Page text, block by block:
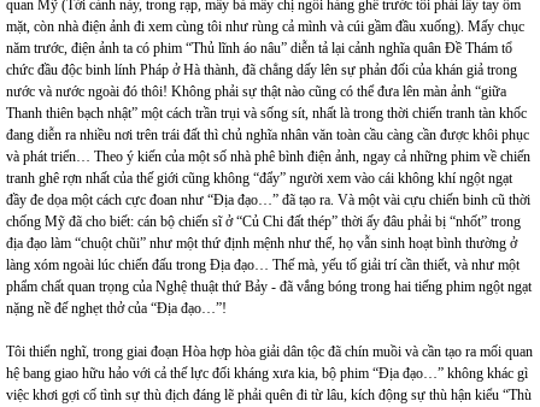
quan Mỹ (Tới cảnh này, trong rạp, mấy bà mấy chị ngồi hàng ghế trước tôi phải lấy tay ôm
mặt, còn nhà điện ảnh đi xem cùng tôi như rùng cả mình và cúi gầm đầu xuống). Mấy chục
năm trước, điện ảnh ta có phim “Thủ lĩnh áo nâu” diễn tả lại cảnh nghĩa quân Đề Thám tổ
chức đầu độc binh lính Pháp ở Hà thành, đã chẳng dấy lên sự phản đối của khán giả trong
nước và nước ngoài đó thôi! Không phải sự thật nào cũng có thể đưa lên màn ảnh “giữa
Thanh thiên bạch nhật” một cách trần trụi và sống sít, nhất là trong thời chiến tranh tàn khốc
đang diễn ra nhiều nơi trên trái đất thì chủ nghĩa nhân văn toàn cầu càng cần được khôi phục
và phát triển… Theo ý kiến của một số nhà phê bình điện ảnh, ngay cả những phim về chiến
tranh ghê rợn nhất của thế giới cũng không “đẩy” người xem vào cái không khí ngột ngạt
đầy đe dọa một cách cực đoan như “Địa đạo…” đã tạo ra. Và một vài cựu chiến binh cũ thời
chống Mỹ đã cho biết: cán bộ chiến sĩ ở “Củ Chi đất thép” thời ấy đâu phải bị “nhốt” trong
địa đạo làm “chuột chũi” như một thứ định mệnh như thế, họ vẫn sinh hoạt bình thường ở
làng xóm ngoài lúc chiến đấu trong Địa đạo… Thế mà, yếu tố giải trí cần thiết, và như một
phẩm chất quan trọng của Nghệ thuật thứ Bảy - đã vắng bóng trong hai tiếng phim ngột ngạt
nặng nề đế nghẹt thở của “Địa đạo…”!
Tôi thiển nghĩ, trong giai đoạn Hòa hợp hòa giải dân tộc đã chín muồi và cần tạo ra mối quan
hệ bang giao hữu hảo với cả thế lực đối kháng xưa kia, bộ phim “Địa đạo…” không khác gì
việc khơi gợi cố tình sự thù địch đáng lẽ phải quên đi từ lâu, kích động sự thù hận kiểu “Thù